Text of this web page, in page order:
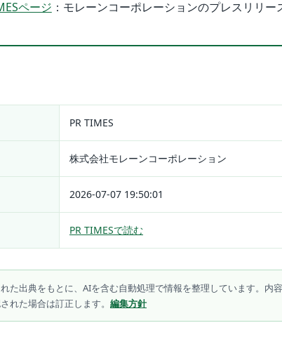
ページ ：モレーンコーポレーションのプレスリリー
PR TIMES
株式会社モレーンコーポレーション
2026-07-07 19:50:01
PR TIMESで読む
た出典をもとに、AIを含む自動処理で情報を整理しています。内
れた場合は訂正します。 編集方針